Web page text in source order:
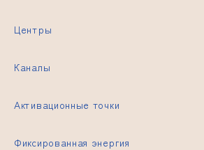
Центры
Каналы
Активационные точки
Фиксированная энергия